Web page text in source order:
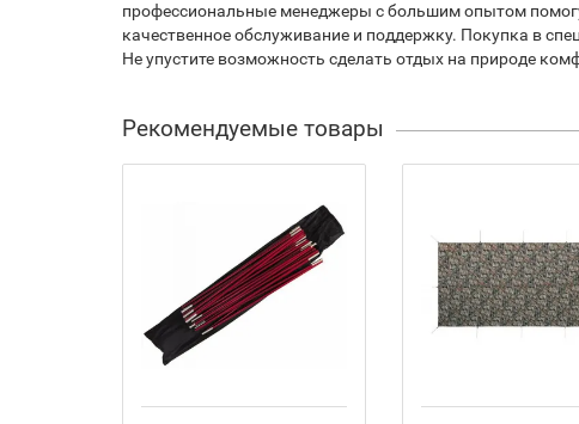
профессиональные менеджеры с большим опытом
качественное обслуживание и поддержку. Покупка в
Не упустите возможность сделать отдых на природе
Рекомендуемые товары